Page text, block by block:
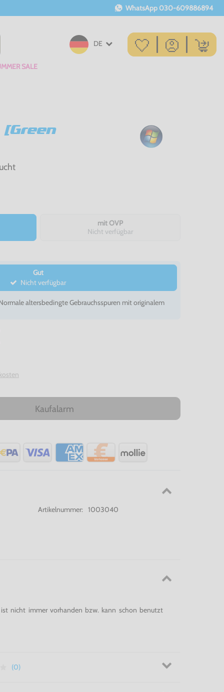
WhatsApp 030-609886894
DE
SALE
mit OVP
Nicht verfügbar
Gut
Nicht verfügbar
altersbedingte Gebrauchsspuren mit originalem
Kaufalarm
Artikelnummer:
1003040
ist nicht immer vorhanden bzw. kann schon benutzt
(0)